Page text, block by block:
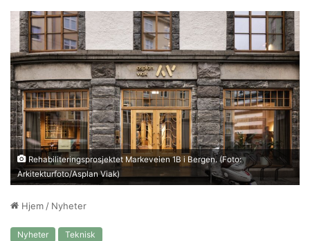
Rehabiliteringsprosjektet Markeveien 1B i Bergen. (Foto:
Arkitekturfoto/Asplan Viak)
Hjem / Nyheter
Nyheter Teknisk